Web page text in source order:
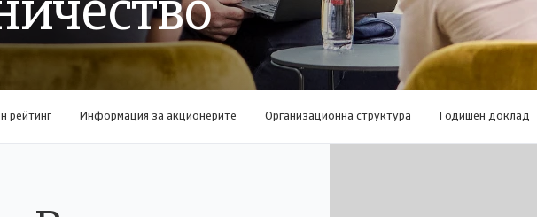
рейтинг Информация за акционерите Организационна структура Годишен доклад